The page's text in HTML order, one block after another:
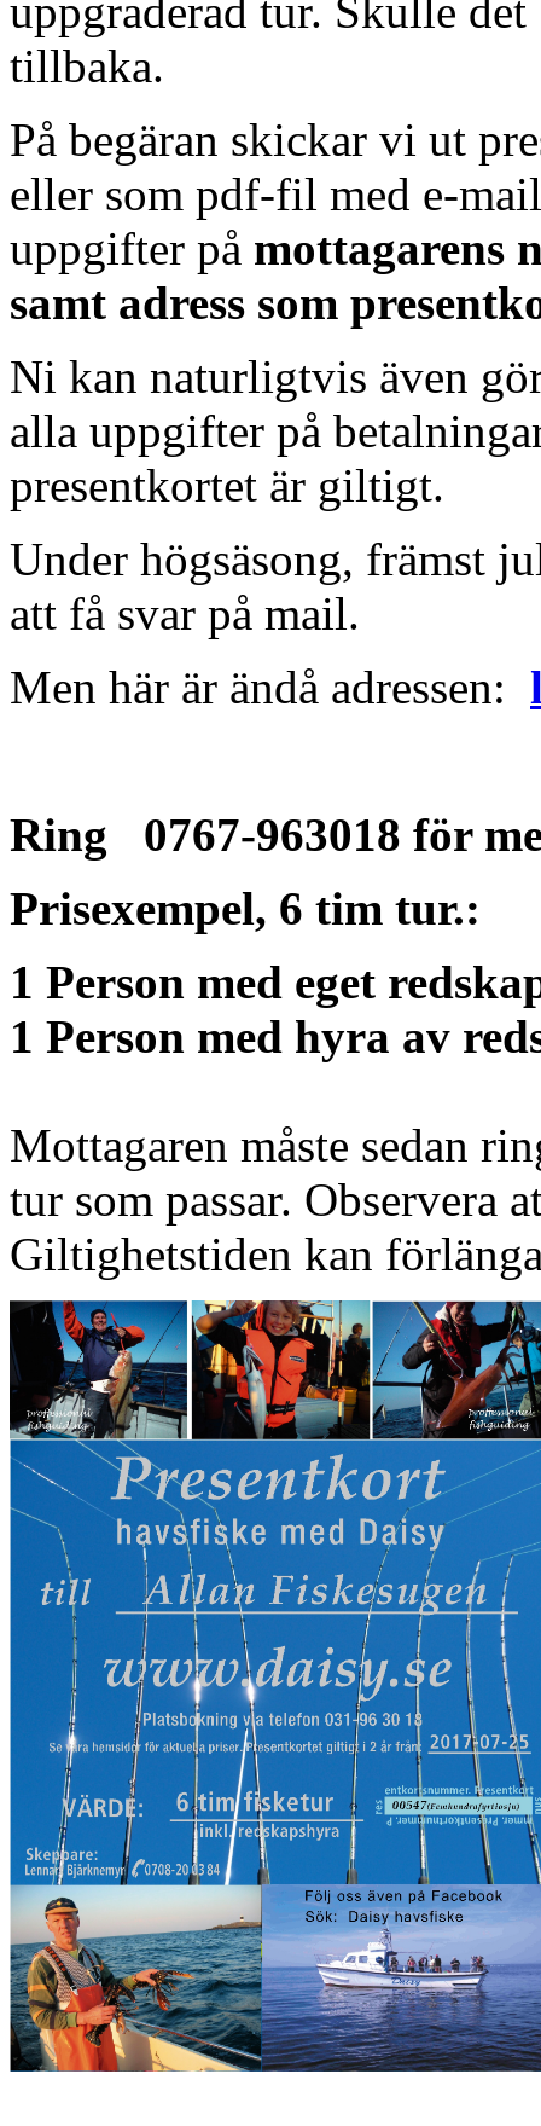
uppgraderad tur. Skulle det
tillbaka.
På begäran skickar vi ut
eller som pdf-fil med e-
uppgifter på mottagarens
samt adress som
Ni kan naturligtvis även
alla uppgifter på
presentkortet är giltigt.
Under högsäsong, främst
att få svar på mail.
Men här är ändå adressen:
Ring 0767-963018 för
Prisexempel, 6 tim tur.:
1 Person med eget
1 Person med hyra av
Mottagaren måste sedan
tur som passar. Observera
Giltighetstiden kan